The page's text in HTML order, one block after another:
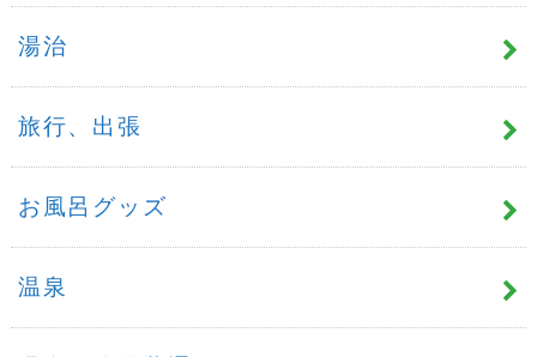
湯治
旅行、出張
お風呂グッズ
温泉